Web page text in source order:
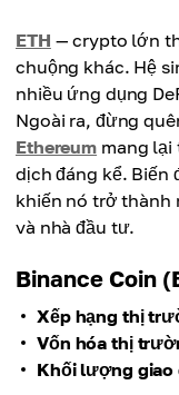
ETH — crypto lớn
chuộng khác. Hệ
nhiều ứng dụng
Ngoài ra, đừng
Ethereum mang
dịch đáng kể. Biến
khiến nó trở thành
và nhà đầu tư.
Binance Coin
Xếp hạng thị
Vốn hóa thị
Khối lượng giao